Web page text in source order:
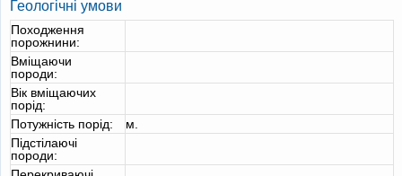
Геологічні умови
Походження
порожнини:
Вміщаючи
породи:
Вік вміщаючих
порід:
Потужність порід:
м.
Підстілаючі
породи: